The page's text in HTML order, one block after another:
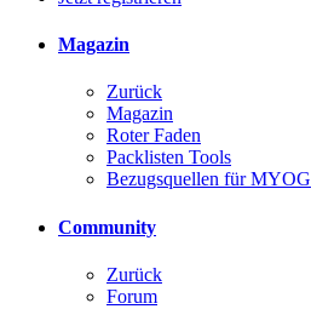
Magazin
Zurück
Magazin
Roter Faden
Packlisten Tools
Bezugsquellen für MYOG
Community
Zurück
Forum